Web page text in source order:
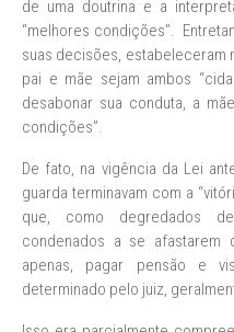
de uma doutrina e a
“melhores condições”.
suas decisões, estabeleceram
pai e mãe sejam ambos
desabonar sua conduta, a
condições”.
De fato, na vigência da Lei
guarda terminavam com a
que, como degredados
condenados a se afastarem
apenas, pagar pensão e
determinado pelo juiz,